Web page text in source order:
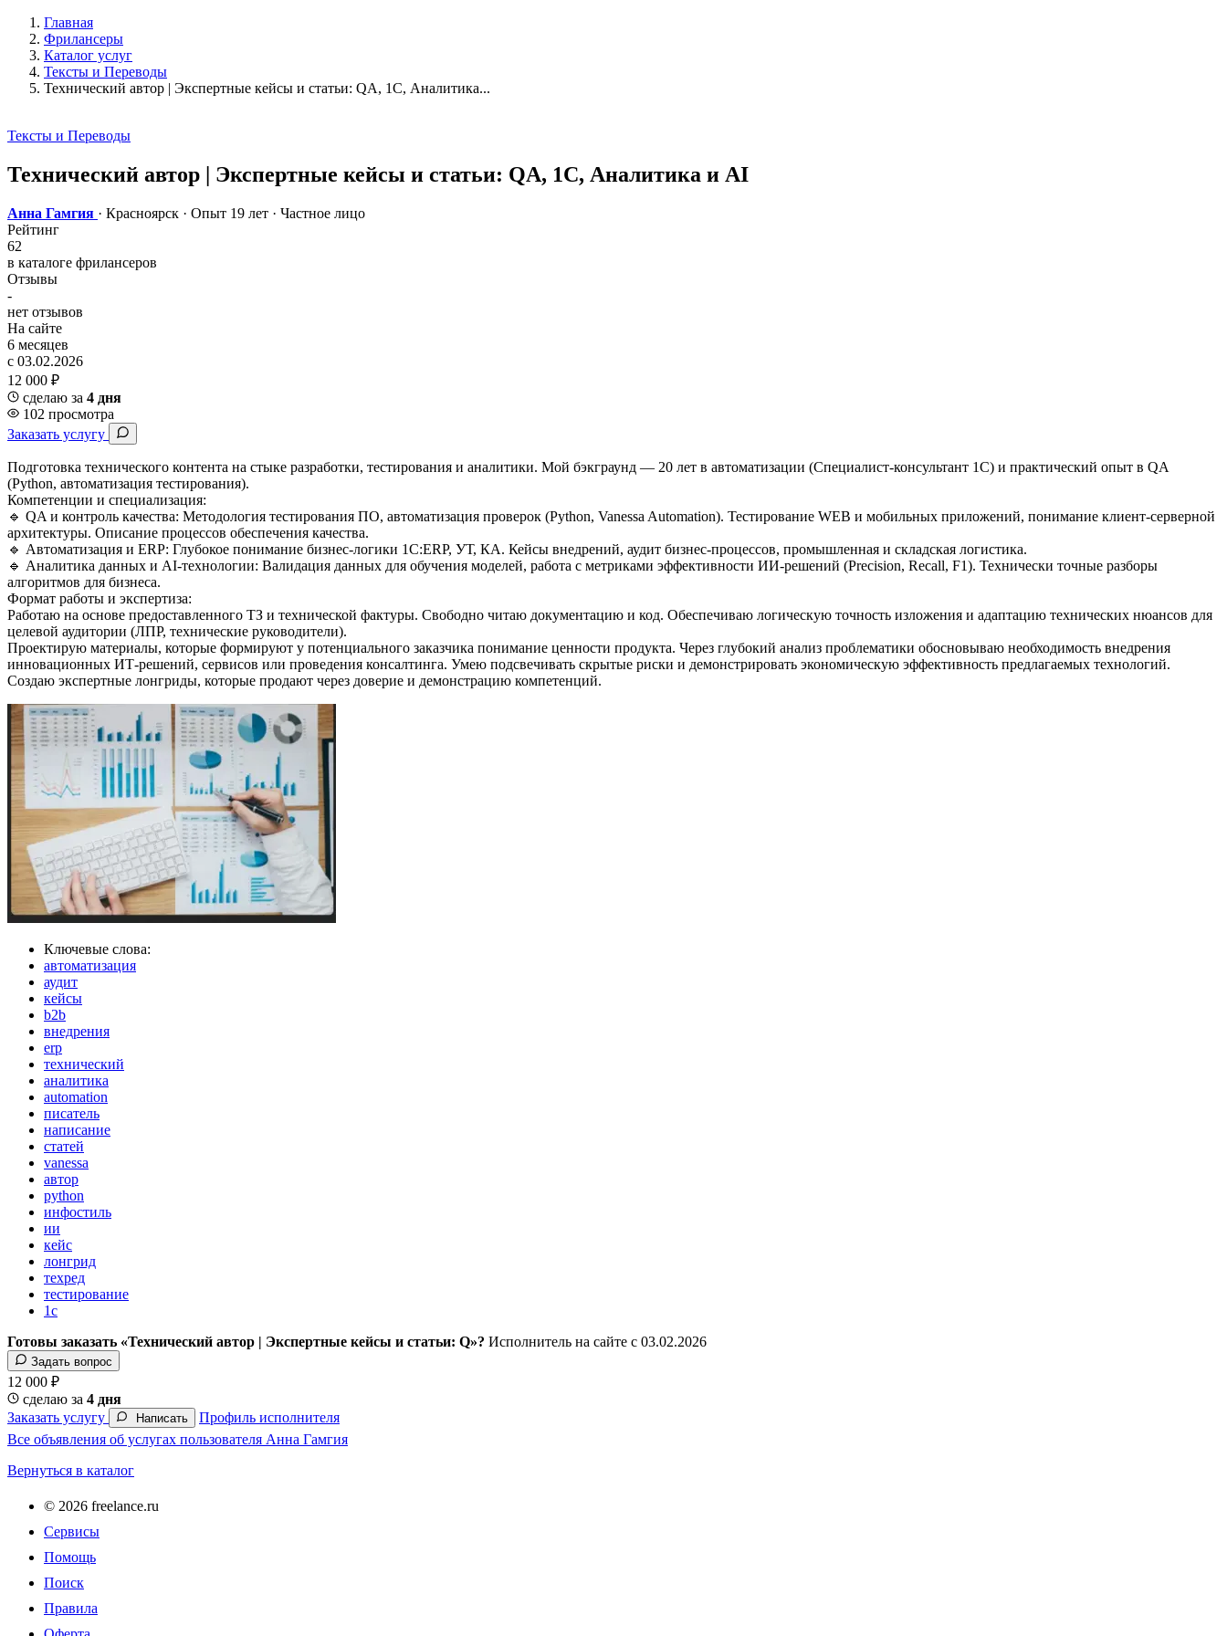
Главная
Фрилансеры
Каталог услуг
Тексты и Переводы
Технический автор | Экспертные кейсы и статьи: QA, 1С, Аналитика...
Тексты и Переводы
Технический автор | Экспертные кейсы и статьи: QA, 1С, Аналитика и AI
Анна Гамгия · Красноярск · Опыт 19 лет · Частное лицо
Рейтинг
62
в каталоге фрилансеров
Отзывы
-
нет отзывов
На сайте
6 месяцев
с 03.02.2026
12 000 ₽
сделаю за 4 дня
102 просмотра
Заказать услугу
Подготовка технического контента на стыке разработки, тестирования и аналитики. Мой бэкграунд — 20 лет в автоматизации (Специалист-консультант 1С) и практический опыт в QA
(Python, автоматизация тестирования).
Компетенции и специализация:
🔹 QA и контроль качества: Методология тестирования ПО, автоматизация проверок (Python, Vanessa Automation). Тестирование WEB и мобильных приложений, понимание клиент-серверной
архитектуры. Описание процессов обеспечения качества.
🔹 Автоматизация и ERP: Глубокое понимание бизнес-логики 1С:ERP, УТ, КА. Кейсы внедрений, аудит бизнес-процессов, промышленная и складская логистика.
🔹 Аналитика данных и AI-технологии: Валидация данных для обучения моделей, работа с метриками эффективности ИИ-решений (Precision, Recall, F1). Технически точные разборы
алгоритмов для бизнеса.
Формат работы и экспертиза:
Работаю на основе предоставленного ТЗ и технической фактуры. Свободно читаю документацию и код. Обеспечиваю логическую точность изложения и адаптацию технических нюансов для
целевой аудитории (ЛПР, технические руководители).
Проектирую материалы, которые формируют у потенциального заказчика понимание ценности продукта. Через глубокий анализ проблематики обосновываю необходимость внедрения
инновационных ИТ-решений, сервисов или проведения консалтинга. Умею подсвечивать скрытые риски и демонстрировать экономическую эффективность предлагаемых технологий.
Создаю экспертные лонгриды, которые продают через доверие и демонстрацию компетенций.
Ключевые слова:
автоматизация
аудит
кейсы
b2b
внедрения
erp
технический
аналитика
automation
писатель
написание
статей
vanessa
автор
python
инфостиль
ии
кейс
лонгрид
техред
тестирование
1с
Готовы заказать «Технический автор | Экспертные кейсы и статьи: Q»? Исполнитель на сайте с 03.02.2026
Задать вопрос
12 000 ₽
сделаю за 4 дня
Заказать услугу
Написать
Профиль исполнителя
Все объявления об услугах пользователя Анна Гамгия
Вернуться в каталог
© 2026 freelance.ru
Сервисы
Помощь
Поиск
Правила